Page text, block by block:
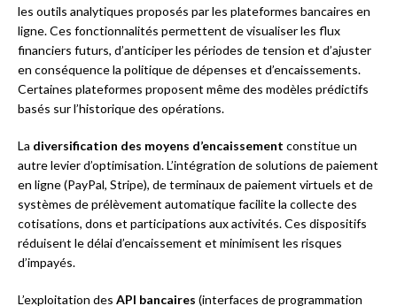
les outils analytiques proposés par les plateformes bancaires en
ligne. Ces fonctionnalités permettent de visualiser les flux
financiers futurs, d’anticiper les périodes de tension et d’ajuster
en conséquence la politique de dépenses et d’encaissements.
Certaines plateformes proposent même des modèles prédictifs
basés sur l’historique des opérations.
La diversification des moyens d’encaissement constitue un
autre levier d’optimisation. L’intégration de solutions de paiement
en ligne (PayPal, Stripe), de terminaux de paiement virtuels et de
systèmes de prélèvement automatique facilite la collecte des
cotisations, dons et participations aux activités. Ces dispositifs
réduisent le délai d’encaissement et minimisent les risques
d’impayés.
L’exploitation des API bancaires (interfaces de programmation